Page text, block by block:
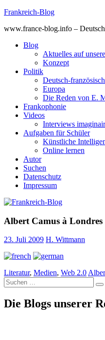
Skip
content
Frankreich-Blog
www.france-blog.info –
Blog
Aktuelles auf
Konzept
Politik
Deutsch-
Europa
Die Reden von E.
Frankophonie
Videos
Interviews
Aufgaben für Schüler
Künstliche
Online lernen
Autor
Suchen
Datenschutz
Impressum
Albert Camus à Londres
23. Juli 2009 H. Wittmann
Literatur, Medien, Web 2.0
Suche
nach:
Die Blogs unserer